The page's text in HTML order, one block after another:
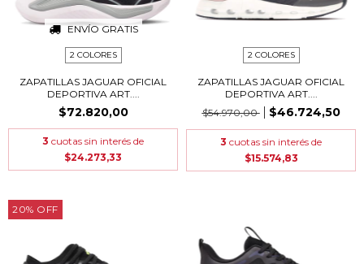
ENVÍO GRATIS
2 COLORES
ZAPATILLAS JAGUAR OFICIAL
DEPORTIVA ART....
$72.820,00
3 cuotas sin interés de
$24.273,33
2 COLORES
ZAPATILLAS JAGUAR OFICIAL
DEPORTIVA ART....
$54.970,00
$46.724,50
3 cuotas sin interés de
$15.574,83
20% OFF